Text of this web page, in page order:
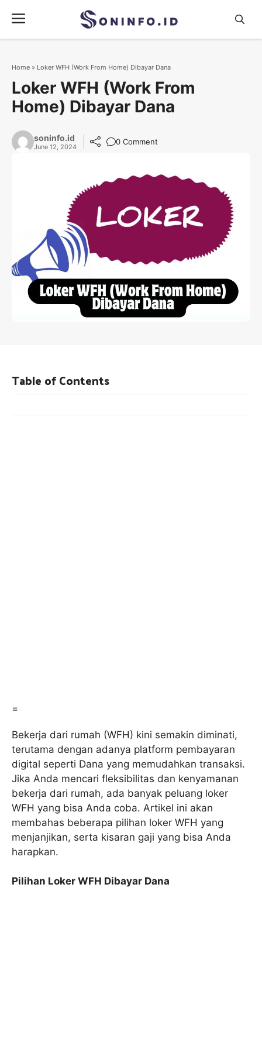
content
Menu
Home » Loker WFH (Work From Home) Dibayar Dana
Loker WFH (Work From
Home) Dibayar Dana
soninfo.id
June 12, 2024
0 Comment
=
Bekerja dari rumah (WFH) kini semakin diminati,
terutama dengan adanya platform pembayaran
digital seperti Dana yang memudahkan transaksi.
Jika Anda mencari fleksibilitas dan kenyamanan
bekerja dari rumah, ada banyak peluang loker
WFH yang bisa Anda coba. Artikel ini akan
membahas beberapa pilihan loker WFH yang
menjanjikan, serta kisaran gaji yang bisa Anda
harapkan.
Pilihan Loker WFH Dibayar Dana
Table of Contents